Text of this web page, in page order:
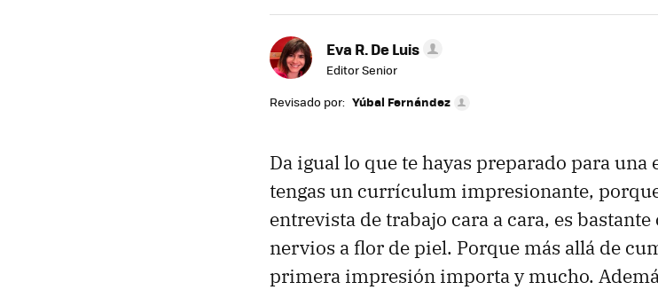
Eva R. De Luis
Editor Senior
Revisado por: Yúbal Fernández
Da igual lo que te hayas preparado para
tengas un currículum impresionante,
entrevista de trabajo cara a cara, es
nervios a flor de piel. Porque más allá de
primera impresión importa y mucho.